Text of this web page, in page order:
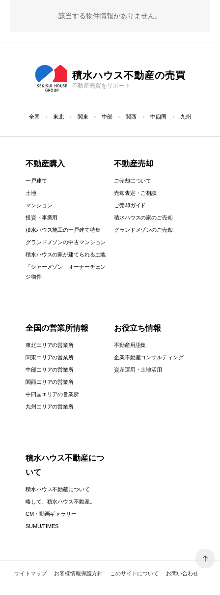
該当する物件情報がありません。
積水ハウス不動産の売買
不動産売買をサポート
全国 東北 関東 中部 関西 中四国 九州
不動産購入
一戸建て
土地
マンション
投資・事業用
積水ハウス施工の一戸建て特集
グランドメゾンの中古マンション
積水ハウスの家が建てられる土地
「シャーメゾン」オーナーチェン
ジ物件
不動産売却
ご売却について
売却査定・ご相談
ご売却ガイド
積水ハウスの家のご売却
グランドメゾンのご売却
全国の営業所情報
東北エリアの営業所
関東エリアの営業所
中部エリアの営業所
関西エリアの営業所
中四国エリアの営業所
九州エリアの営業所
お役立ち情報
不動産用語集
企業不動産コンサルティング
資産運用・土地活用
積水ハウス不動産につ
いて
積水ハウス不動産について
略して、積水ハウス不動産。
CM・動画ギャラリー
SUMU/TIMES
サイトマップ お客様情報保護方針 このサイトについて お問い合わせ